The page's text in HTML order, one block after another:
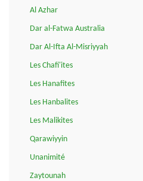
Al Azhar
Dar al-Fatwa Australia
Dar Al-Ifta Al-Misriyyah
Les Chafi'ites
Les Hanafites
Les Hanbalites
Les Malikites
Qarawiyyin
Unanimité
Zaytounah